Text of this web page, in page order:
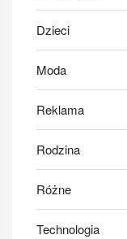
Dzieci
Moda
Reklama
Rodzina
Różne
Technologia